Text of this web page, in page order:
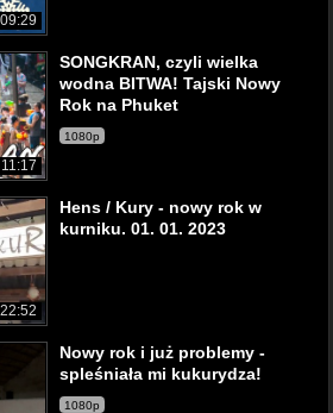
09:29
11:17
SONGKRAN, czyli wielka
wodna BITWA! Tajski Nowy
Rok na Phuket
1080p
22:52
Hens / Kury - nowy rok w
kurniku. 01. 01. 2023
Nowy rok i już problemy -
spleśniała mi kukurydza!
1080p